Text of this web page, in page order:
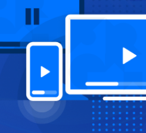
(Irão/Paquistão/
do violeiro e investigador Cacai Nunes: o violão
Pratt, as emboladas de Alceu